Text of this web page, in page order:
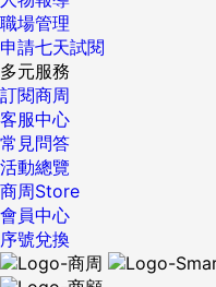
職場管理
申請七天試閱
多元服務
訂閱商周
客服中心
常見問答
活動總覽
商周Store
會員中心
序號兌換